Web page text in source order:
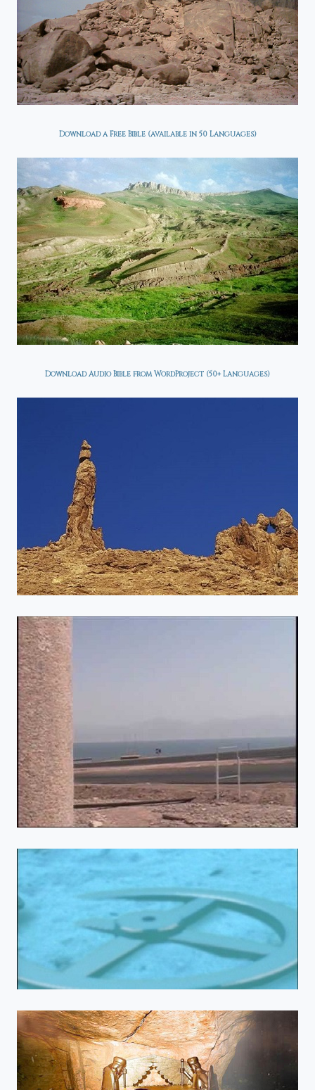
Download a Free Bible (available in 50 Languages)
Download Audio Bible from WordProject (50+ Languages)